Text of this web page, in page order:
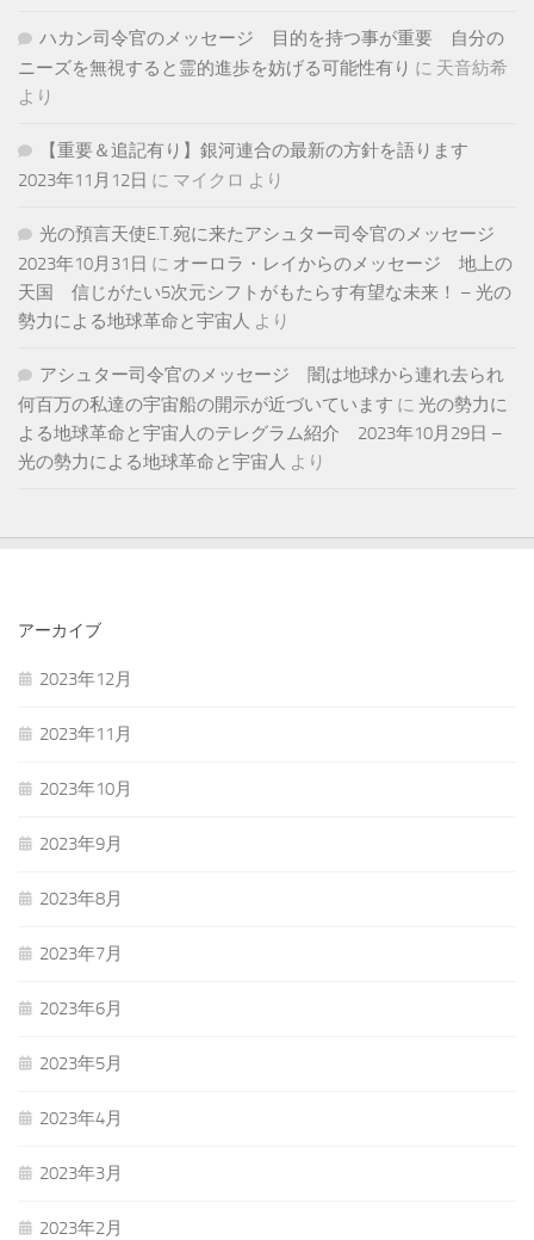
ハカン司令官のメッセージ 目的を持つ事が重要 自分の
ニーズを無視すると霊的進歩を妨げる可能性有り に 天音紡希
より
【重要＆追記有り】銀河連合の最新の方針を語ります
2023年11月12日 に マイクロ より
光の預言天使E.T.宛に来たアシュター司令官のメッセージ
2023年10月31日 に オーロラ・レイからのメッセージ 地上の
天国 信じがたい5次元シフトがもたらす有望な未来！ – 光の
勢力による地球革命と宇宙人 より
アシュター司令官のメッセージ 闇は地球から連れ去られ
何百万の私達の宇宙船の開示が近づいています に 光の勢力に
よる地球革命と宇宙人のテレグラム紹介 2023年10月29日 –
光の勢力による地球革命と宇宙人 より
アーカイブ
2023年12月
2023年11月
2023年10月
2023年9月
2023年8月
2023年7月
2023年6月
2023年5月
2023年4月
2023年3月
2023年2月